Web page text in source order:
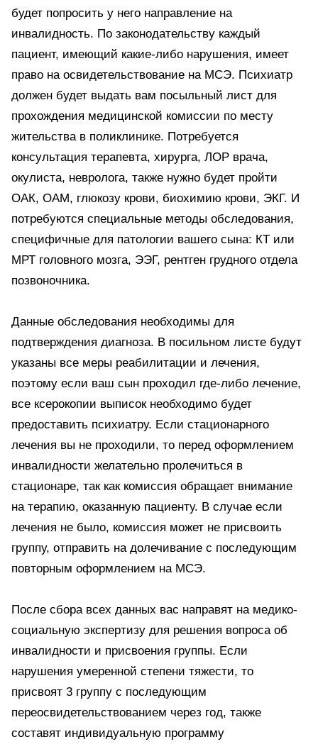
будет попросить у него направление на
инвалидность. По законодательству каждый
пациент, имеющий какие-либо нарушения, имеет
право на освидетельствование на МСЭ. Психиатр
должен будет выдать вам посыльный лист для
прохождения медицинской комиссии по месту
жительства в поликлинике. Потребуется
консультация терапевта, хирурга, ЛОР врача,
окулиста, невролога, также нужно будет пройти
ОАК, ОАМ, глюкозу крови, биохимию крови, ЭКГ. И
потребуются специальные методы обследования,
специфичные для патологии вашего сына: КТ или
МРТ головного мозга, ЭЭГ, рентген грудного отдела
позвоночника.
Данные обследования необходимы для
подтверждения диагноза. В посильном листе будут
указаны все меры реабилитации и лечения,
поэтому если ваш сын проходил где-либо лечение,
все ксерокопии выписок необходимо будет
предоставить психиатру. Если стационарного
лечения вы не проходили, то перед оформлением
инвалидности желательно пролечиться в
стационаре, так как комиссия обращает внимание
на терапию, оказанную пациенту. В случае если
лечения не было, комиссия может не присвоить
группу, отправить на долечивание с последующим
повторным оформлением на МСЭ.
После сбора всех данных вас направят на медико-
социальную экспертизу для решения вопроса об
инвалидности и присвоения группы. Если
нарушения умеренной степени тяжести, то
присвоят 3 группу с последующим
переосвидетельствованием через год, также
составят индивидуальную программу